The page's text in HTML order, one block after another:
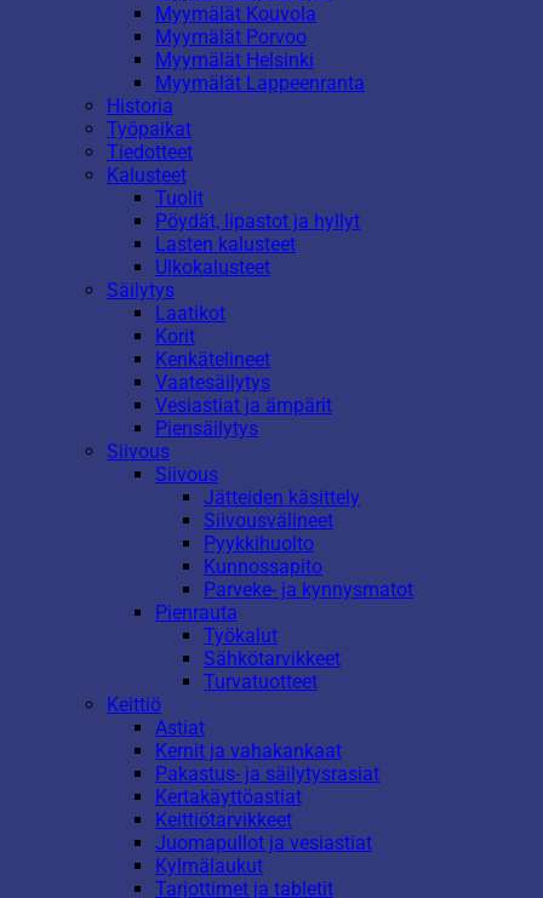
Myymälät Kouvola
Myymälät Porvoo
Myymälät Helsinki
Myymälät Lappeenranta
Historia
Työpaikat
Tiedotteet
Kalusteet
Tuolit
Pöydät, lipastot ja hyllyt
Lasten kalusteet
Ulkokalusteet
Säilytys
Laatikot
Korit
Kenkätelineet
Vaatesäilytys
Vesiastiat ja ämpärit
Piensäilytys
Siivous
Siivous
Jätteiden käsittely
Siivousvälineet
Pyykkihuolto
Kunnossapito
Parveke- ja kynnysmatot
Pienrauta
Työkalut
Sähkötarvikkeet
Turvatuotteet
Keittiö
Astiat
Kernit ja vahakankaat
Pakastus- ja säilytysrasiat
Kertakäyttöastiat
Keittiötarvikkeet
Juomapullot ja vesiastiat
Kylmälaukut
Tarjottimet ja tabletit